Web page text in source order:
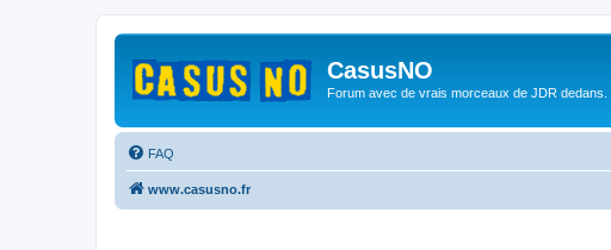
CasusNO
Forum avec de vrais morceaux de JDR dedans.
FAQ
www.casusno.fr